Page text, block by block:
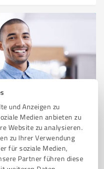
und Anzeigen zu
Medien anbieten zu
Website zu analysieren.
zu Ihrer Verwendung
für soziale Medien,
Partner führen diese
werden?
Sie ein von